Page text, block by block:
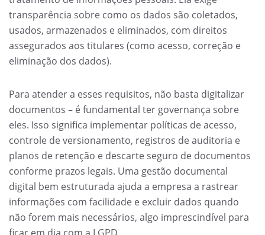
transparência sobre como os dados são coletados,
usados, armazenados e eliminados, com direitos
assegurados aos titulares (como acesso, correção e
eliminação dos dados).
Para atender a esses requisitos, não basta digitalizar
documentos – é fundamental ter governança sobre
eles. Isso significa implementar políticas de acesso,
controle de versionamento, registros de auditoria e
planos de retenção e descarte seguro de documentos
conforme prazos legais. Uma gestão documental
digital bem estruturada ajuda a empresa a rastrear
informações com facilidade e excluir dados quando
não forem mais necessários, algo imprescindível para
ficar em dia com a LGPD.